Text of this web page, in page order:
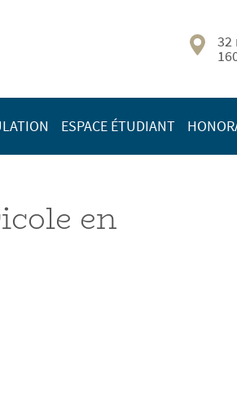
32
ESPACE ÉTUDIANT
en